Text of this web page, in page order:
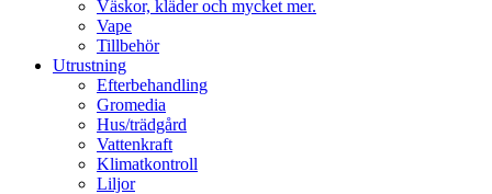
Väskor, kläder och mycket mer.
Vape
Tillbehör
Utrustning
Efterbehandling
Gromedia
Hus/trädgård
Vattenkraft
Klimatkontroll
Liljor